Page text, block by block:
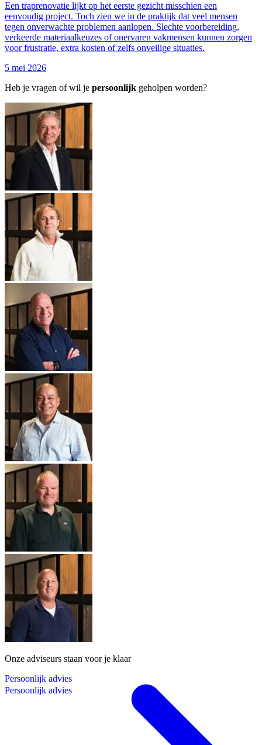
Een traprenovatie lijkt op het eerste gezicht misschien een
eenvoudig project. Toch zien we in de praktijk dat veel mensen
tegen onverwachte problemen aanlopen. Slechte voorbereiding,
verkeerde materiaalkeuzes of onervaren vakmensen kunnen zorgen
voor frustratie, extra kosten of zelfs onveilige situaties.
5 mei 2026
Heb je vragen of wil je persoonlijk geholpen worden?
Onze adviseurs staan voor je klaar
Persoonlijk advies